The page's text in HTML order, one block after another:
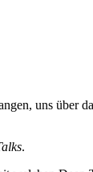
uns über
.